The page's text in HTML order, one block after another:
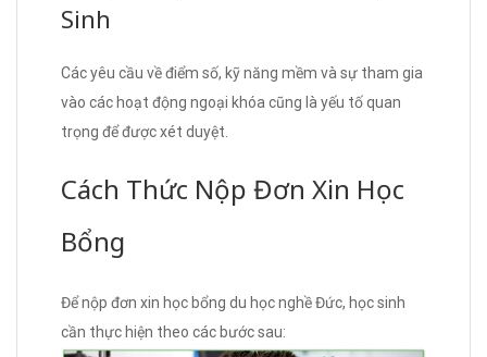
Sinh
Các yêu cầu về điểm số, kỹ năng mềm và sự tham gia
vào các hoạt động ngoại khóa cũng là yếu tố quan
trọng để được xét duyệt.
Cách Thức Nộp Đơn Xin Học
Bổng
Để nộp đơn xin học bổng du học nghề Đức, học sinh
cần thực hiện theo các bước sau: